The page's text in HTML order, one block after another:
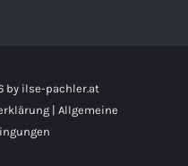
by ilse-pachler.at
| Allgemeine